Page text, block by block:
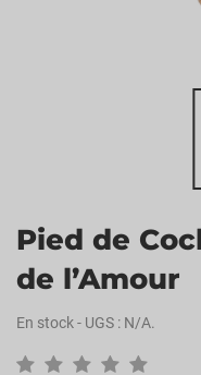
Pied de
de l’Amour
En stock- UGS : N/A.